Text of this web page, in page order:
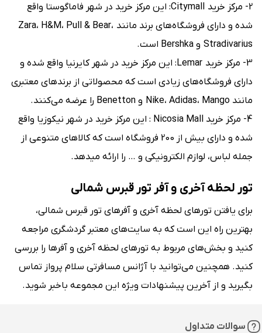
2- مرکز خرید Citymall: این مرکز خرید در شهر فاماگوستا واقع
شده و دارای فروشگاه‌های برند مانند Zara، H&M، Pull & Bear،
Stradivarius و Bershka است.
3- مرکز خرید Lemar: این مرکز خرید در شهر کایرنیا واقع شده و
دارای فروشگاه‌های زیادی است که محصولاتی از برندهای معتبری
مانند Nike، Adidas، Mango و Benetton را عرضه می‌کنند.
4- مرکز خرید Nicosia Mall : این مرکز خرید در شهر نیکوزیا واقع
شده و دارای بیش از 200 فروشگاه است که کالاهای متنوعی از
جمله لباس، لوازم الکترونیکی و … را ارائه می‎دهد.
تور لحظه آخری و آفر تور قبرس شمالی
برای یافتن تورهای لحظه آخری و آفرهای تور قبرس شمالی،
بهترین راه این است که به سایت‌های معتبر گردشگری مراجعه
کنید و بخش‌های مربوط به تورهای لحظه آخری و آفرها را بررسی
کنید. همچنین می‌توانید با آژانس‌ مسافرتی سلام پرواز تماس
بگیرید و از آخرین پیشنهادات ویژه این مجموعه باخبر شوید.
سوالات متداول